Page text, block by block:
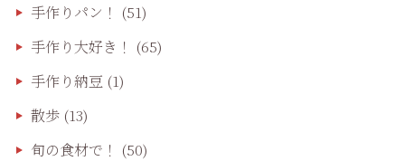
手作りパン！ (51)
手作り大好き！ (65)
手作り納豆 (1)
散歩(13)
旬の食材で！ (50)